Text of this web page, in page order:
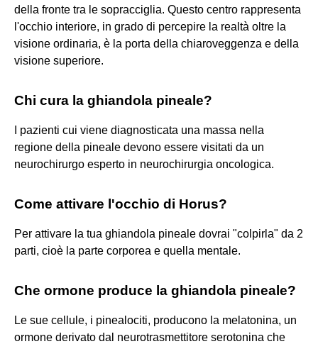
della fronte tra le sopracciglia. Questo centro rappresenta
l'occhio interiore, in grado di percepire la realtà oltre la
visione ordinaria, è la porta della chiaroveggenza e della
visione superiore.
Chi cura la ghiandola pineale?
I pazienti cui viene diagnosticata una massa nella
regione della pineale devono essere visitati da un
neurochirurgo esperto in neurochirurgia oncologica.
Come attivare l'occhio di Horus?
Per attivare la tua ghiandola pineale dovrai "colpirla" da 2
parti, cioè la parte corporea e quella mentale.
Che ormone produce la ghiandola pineale?
Le sue cellule, i pinealociti, producono la melatonina, un
ormone derivato dal neurotrasmettitore serotonina che